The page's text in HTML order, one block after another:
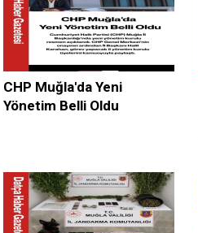
CHP Muğla'da Yeni
Yönetim Belli Oldu